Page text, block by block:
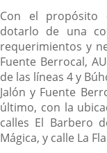
Con el propósito
dotarlo de una
requerimientos y
Fuente Berrocal,
de las líneas 4 y
Jalón y Fuente
último, con la
calles El Barbero
Mágica, y calle La